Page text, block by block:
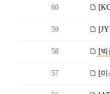
60
59
58 [빅
57 [미